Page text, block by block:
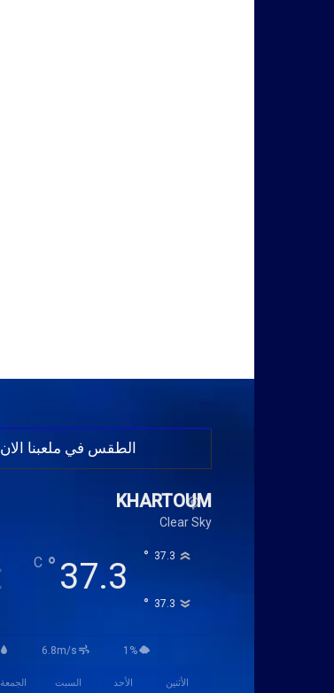
الطقس في ملعبنا الان
KHARTOUM
Clear Sky
37.3
°
C 37.3
°
37.3
°
6.8m/s 1%
الجمعة السبت الأحد الأثنين